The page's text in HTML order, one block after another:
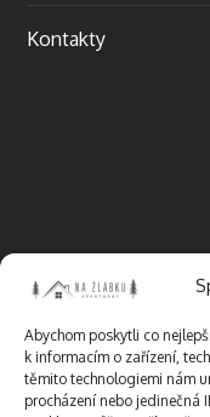
Abychom poskytli co
k informacím o zařízení,
těmito technologiemi nám
procházení nebo jedinečná
Kontakty
Tmrw. 27º / 17º